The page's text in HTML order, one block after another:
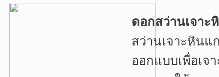
ดอกสว่านเจา
สว่านเจาะหินแ
ออกแบบเพื่อเ